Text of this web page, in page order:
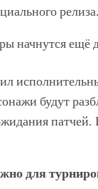
релиза.
будут
патчей.
для